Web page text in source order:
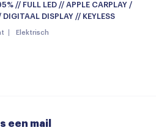
// FULL LED // APPLE CARPLAY /
DISPLAY // KEYLESS
Elektrisch
een mail